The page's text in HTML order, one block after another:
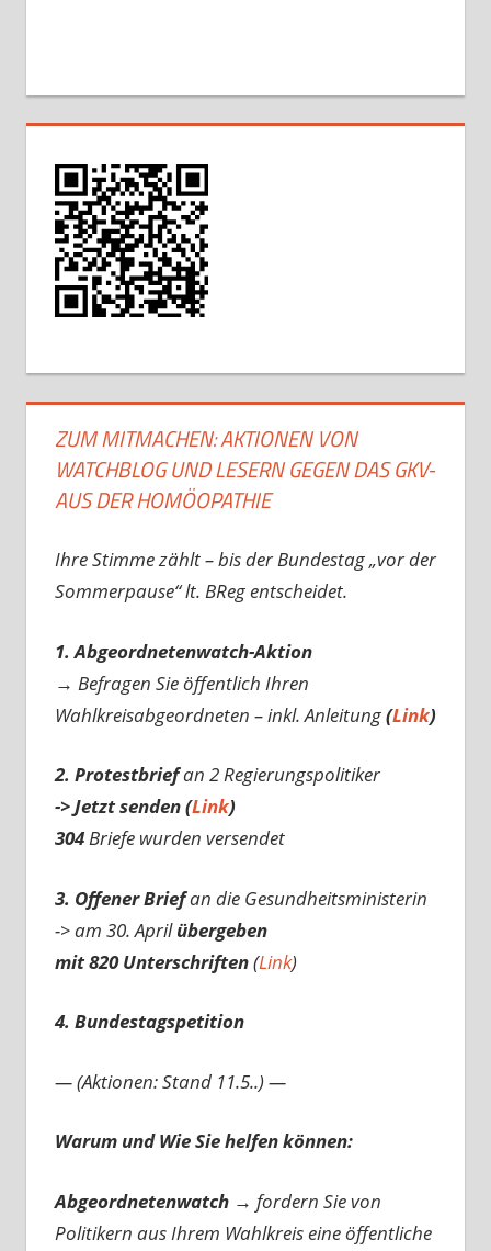
ZUM MITMACHEN: AKTIONEN VON
WATCHBLOG UND LESERN GEGEN DAS GKV-
AUS DER HOMÖOPATHIE
Ihre Stimme zählt – bis der Bundestag „vor der
Sommerpause“ lt. BReg entscheidet.
1. Abgeordnetenwatch-Aktion
→ Befragen Sie öffentlich Ihren
Wahlkreisabgeordneten – inkl. Anleitung(Link)
2. Protestbriefan 2 Regierungspolitiker
-> Jetzt senden (Link)
304Briefe wurden versendet
3. Offener Briefan die Gesundheitsministerin
-> am 30. Aprilübergeben
mit 820 Unterschriften(Link)
4. Bundestagspetition
— (Aktionen: Stand 11.5..) —
Warum und Wie Sie helfen können:
Abgeordnetenwatch → fordern Sie von
Politikern aus Ihrem Wahlkreis eine öffentliche